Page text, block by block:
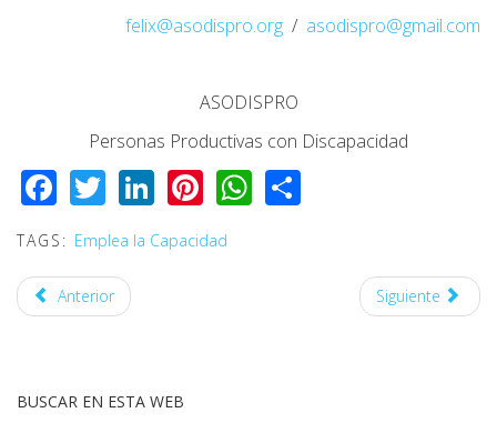
felix@asodispro.org / asodispro@gmail.com
ASODISPRO
Personas Productivas con Discapacidad
Facebook
TwitterLinkedIn
Pinterest
WhatsApp
TAGS: Emplea la Capacidad
Anterior Siguiente
BUSCAR EN ESTA WEB